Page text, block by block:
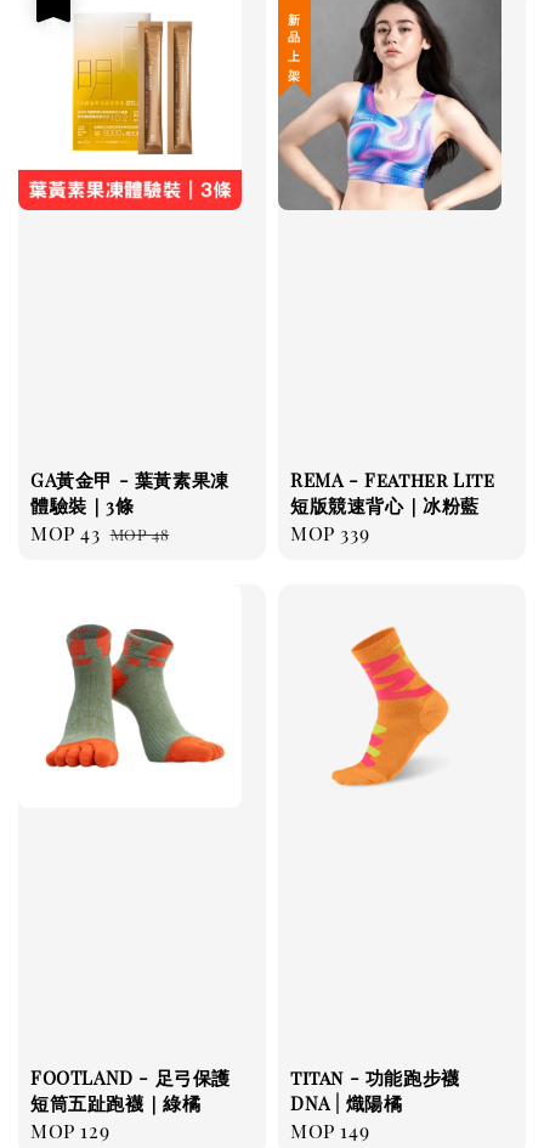
GA黃金甲 - 葉黃素果凍
體驗裝｜3條
Sale
MOP 43 Regular
MOP 48
新 品 上 架
REMA - Feather Lite
短版競速背心｜冰粉藍
Regular
MOP 339
FOOTLAND - 足弓保護
短筒五趾跑襪｜綠橘
Regular
MOP 129
titan - 功能跑步襪
DNA | 熾陽橘
Regular
MOP 149